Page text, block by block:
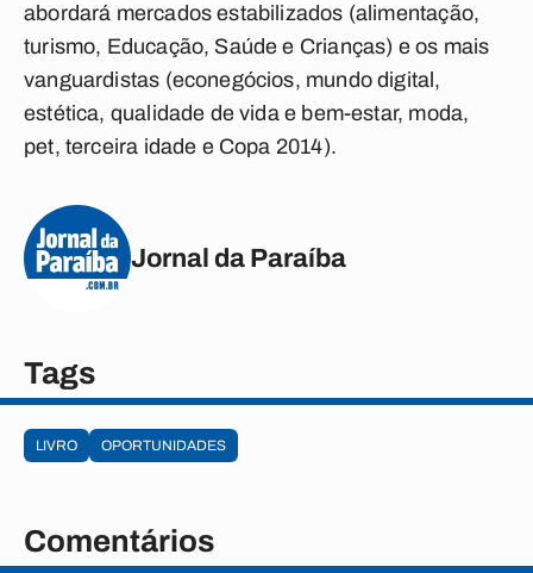
abordará mercados estabilizados (alimentação,
turismo, Educação, Saúde e Crianças) e os mais
vanguardistas (econegócios, mundo digital,
estética, qualidade de vida e bem-estar, moda,
pet, terceira idade e Copa 2014).
Jornal da Paraíba
Tags
LIVRO OPORTUNIDADES
Comentários